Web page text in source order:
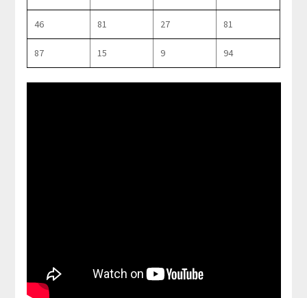
46 81 27 81
87 15 9 94